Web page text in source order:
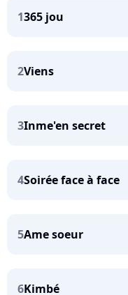
1365 jou
2Viens
3Inme'en secret
4Soirée face à face
5Ame soeur
6Kimbé